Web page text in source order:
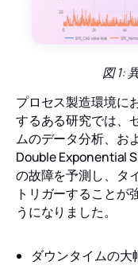
図 1:
プロセス製造環境に
するある研究では、
ムのデータ分析、お
Double Exponential
の故障を予測し、タ
トリガーすることが
うになりました。
ダウンタイムの大